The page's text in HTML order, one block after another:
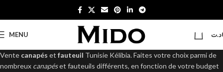
MENU د.ت
Vente canapés et fauteuil Tunisie Kélibia.Faites votre choix parmi de
nombreux canapéset fauteuils différents, en fonction de votre budget